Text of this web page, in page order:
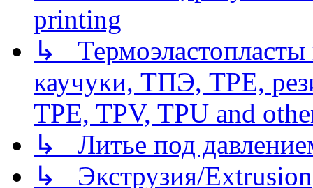
printing
↳
каучуки, ТПЭ, TPE,
TPE, TPV, TPU and
↳ Литье под
↳ Экструзия/Extrusion